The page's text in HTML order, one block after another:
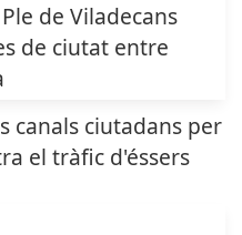
de Viladecans
de ciutat entre